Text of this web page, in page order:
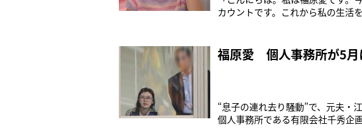
カウントです。これから私の生活
現在までに9本の動画や写真を公
った。福原は現在、元夫の江宏傑
福原愛 個人事務所が5月
“息子の連れ去り騒動”で、元夫・
個人事務所である有限会社千秀企